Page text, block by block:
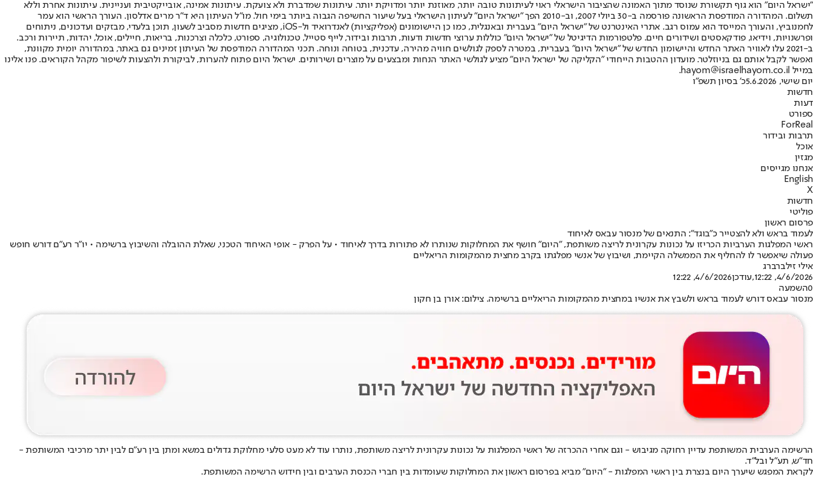
"ישראל היום" הוא גוף תקשורת שנוסד מתוך האמונה שהציבור הישראלי ראוי לעיתונות טובה יותר, מאוזנת יותר ומדויקת יותר. עיתונות שמדברת ולא צועקת. עיתונות אמינה, אובייקטיבית ועניינית. עיתונות אחרת וללא
תשלום. המהדורה המודפסת הראשונה פורסמה ב-30 ביולי 2007, וב-2010 הפך "ישראל היום" לעיתון הישראלי בעל שיעור החשיפה הגבוה ביותר בימי חול. מו"ל העיתון היא ד"ר מרים אדלסון. העורך הראשי הוא עמר
לחמנוביץ, והעורך המייסד הוא עמוס רגב. אתרי האינטרנט של "ישראל היום" בעברית ובאנגלית, כמו כן היישומונים (אפליקציות) לאנדרואיד ול-iOS, מציגים חדשות מסביב לשעון, תוכן בלעדי, מבזקים ועדכונים, ניתוחים
ופרשנויות, וידיאו, פודקאסטים ושידורים חיים. פלטפורמות הדיגיטל של "ישראל היום" כוללות ערוצי חדשות ודעות, תרבות ובידור, לייף סטייל, טכנולוגיה, ספורט, כלכלה וצרכנות, בריאות, חיילים, אוכל, יהדות, תיירות ורכב.
ב-2021 עלו לאוויר האתר החדש והיישומון החדש של "ישראל היום" בעברית, במטרה לספק לגולשים חוויה מהירה, עדכנית, בטוחה ונוחה. תכני המהדורה המודפסת של העיתון זמינים גם באתר, במהדורה יומית מקוונת,
ואפשר לקבל אותם גם בניוזלטר. מועדון ההטבות הייחודי "הקליקה של ישראל היום" מציע לגולשי האתר הנחות ומבצעים על מוצרים ושירותים. ישראל היום פתוח להערות, לביקורת ולהצעות לשיפור מקהל הקוראים. פנו אלינו
במייל hayom@israelhayom.co.il.
יום שישי, 5.6.2026
כ' בסיון תשפ"ו
חדשות
דעות
ספורט
ForReal
תרבות ובידור
אוכל
מגזין
אנחנו מגייסים
English
X
חדשות
פוליטי
פרסום ראשון
לעמוד בראש ולא להצטייר כ"בוגד": התנאים של מנסור עבאס לאיחוד
ראשי המפלגות הערביות הכריזו על נכונות עקרונית לריצה משותפת, "היום" חושף את המחלוקות שנותרו לא פתורות בדרך לאיחוד • על הפרק - אופי האיחוד הטכני, שאלת ההובלה והשיבוץ ברשימה • יו"ר רע"ם דורש חופש
פעולה שיאפשר לו להחליף את הממשלה הקיימת, ושיבוץ של אנשי מפלגתו בקרב מחצית מהמקומות הריאליים
אילי זילברברג
4/6/2026, 12:22
,עודכן4/6/2026, 12:22
0השמעה
מנסור עבאס דורש לעמוד בראש ולשבץ את אנשיו במחצית מהמקומות הריאליים ברשימה. צילום: אורן בן חקון
הרשימה הערבית המשותפת עדיין רחוקה מגיבוש - וגם אחרי ההכרזה של ראשי המפלגות על נכונות עקרונית לריצה משותפת, נותרו עוד לא מעט סלעי מחלוקת גדולים במשא ומתן בין רע״ם לבין יתר מרכיבי המשותפת -
חד״ש, תע״ל ובל״ד.
לקראת המפגש שיערך היום בנצרת בין ראשי המפלגות - ״היום״ מביא בפרסום ראשון את המחלוקות שעומדות בין חברי הכנסת הערבים ובין חידוש הרשימה המשותפת.